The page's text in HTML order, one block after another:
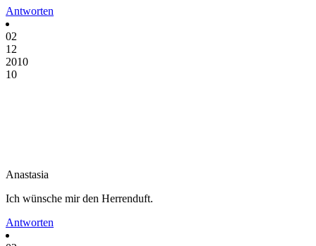
Antworten
02
12
2010
10
Anastasia
Ich wünsche mir den Herrenduft.
Antworten